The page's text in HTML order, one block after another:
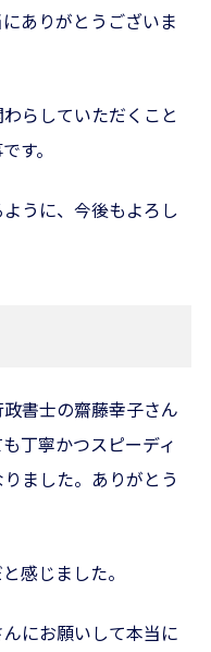
ありがとうございま
らしていただくこと
す。
うに、今後もよろし
書士の齋藤幸子さん
丁寧かつスピーディ
ました。ありがとう
感じました。
にお願いして本当に